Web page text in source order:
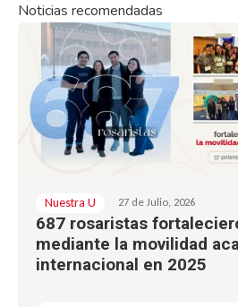
Noticias recomendadas
Nuestra U
687 rosaristas
mediante la movilidad
internacional en 2025
27 de Julio, 2026